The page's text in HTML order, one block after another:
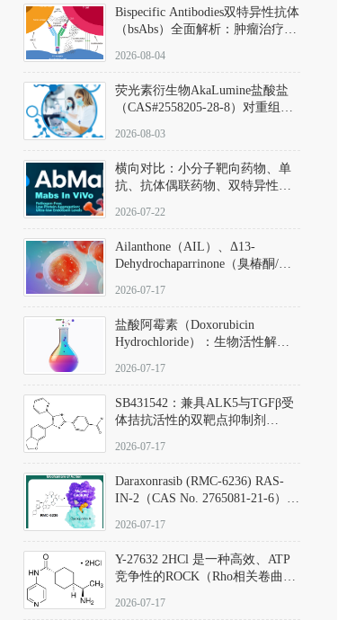
Bispecific Antibodies双特异性抗体
（bsAbs）全面解析：肿瘤治疗的
2026-08-04
荧光素衍生物AkaLumine盐酸盐
（CAS#2558205-28-8）对重组萤
数（Km）为2.06 μM；其近红外
发光特性赋予优异的组织穿透能
力，大幅增强成像信噪比，从而
实现活体动物模型中极低给药剂
量下的高灵敏度、非侵入式生物
2026-08-03
横向对比：小分子靶向药物、单
抗、抗体偶联药物、双特异性抗
及应用瓶颈
2026-07-22
Ailanthone（AIL）、Δ13-
Dehydrochaparrinone（臭椿酮/臭
DKM货号 D806885
2026-07-17
盐酸阿霉素（Doxorubicin
Hydrochloride）：生物活性解
范
2026-07-17
SB431542：兼具ALK5与TGFβ受
体拮抗活性的双靶点抑制剂
D801067）
2026-07-17
Daraxonrasib (RMC-6236) RAS-
IN-2（CAS No. 2765081-21-6）：
向KRAS/NRAS/HRAS的广谱RAS
2026-07-17
Y-27632 2HCl 是一种高效、ATP
竞争性的ROCK（Rho相关卷曲螺
同等抑制ROCK1与ROCK2；其通
2026-07-17